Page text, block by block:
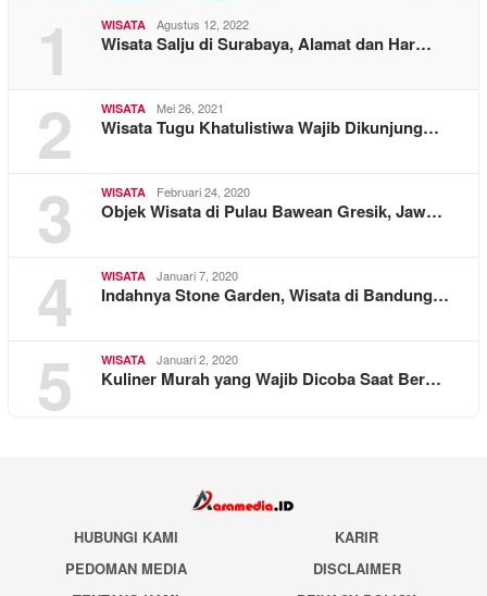
1 WISATA Agustus 12, 2022
Wisata Salju di Surabaya, Alamat dan Har…
2 WISATA Mei 26, 2021
Wisata Tugu Khatulistiwa Wajib Dikunjung…
3 WISATA Februari 24, 2020
Objek Wisata di Pulau Bawean Gresik, Jaw…
4 WISATA Januari 7, 2020
Indahnya Stone Garden, Wisata di Bandung…
5 WISATA Januari 2, 2020
Kuliner Murah yang Wajib Dicoba Saat Ber…
HUBUNGI KAMI
KARIR
PEDOMAN MEDIA
DISCLAIMER